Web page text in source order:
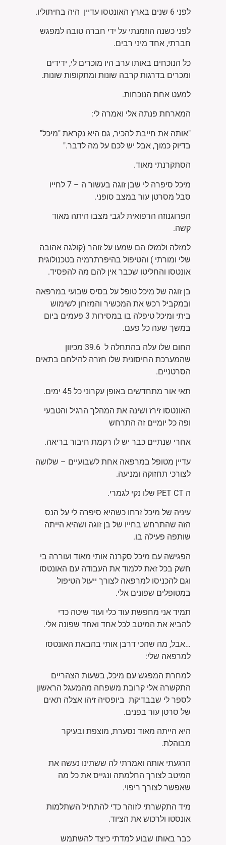
לפני 6 שנים בארץ האונטסו עדיין היה בחיתוליו.
לפני כשנה הוזמנתי על ידי חברה טובה למפגש
חברתי, אחד מיני רבים.
כל הנוכחים באותו ערב היו מוכרים לי, ידידים
ומכרים בדרגות קרבה שונות ומתקופות שונות.
למעט אחת הנוכחות.
המארחת פנתה אלי ואמרה לי:
"אותה את חייבת להכיר, גם היא נקראת "מיכל"
בדיוק כמוך, אבל יש לכם על מה לדבר."
הסתקרנתי מאוד.
מיכל סיפרה לי שבן זוגה בעשור ה – 7 לחייו
סבל מסרטן עור במצב סופני.
הפרוגנוזה הרפואית לגבי מצבו היתה מאוד
קשה.
למזלה ולמזלו הם שמעו על זוהר (קולגה אהובה
שלי ומורתי ) והטיפול בהיפרתרמיה בטכנולוגית
אונטסו והחליטו שכבר אין להם מה להפסיד.
בן זוגה של מיכל טופל על בסיס שבועי במרפאה
ובמקביל רכש את המכשיר והמזרון לשימוש
ביתי ומיכל טיפלה בו במסירות 3 פעמים ביום
במשך שעה כל פעם.
החום שלו עלה בהתחלה ל 39.6 מכיוון
שהמערכת החיסונית שלו חזרה להילחם בתאים
הסרטניים.
תאי אור מתחדשים באופן עקרוני כל 45 ימים.
האונטסו זירז ושינה את המהלך הרגיל והטבעי
ופה כל יומיים זה התרחש
אחרי שנתיים כבר יש לו רקמת חיבור בריאה.
עדיין מטופל במרפאה אחת לשבועיים – שלושה
לצורכי תחזוקה ומניעה.
ה PET CT שלו נקי לגמרי.
עיניה של מיכל זרחו כשהיא סיפרה לי על הנס
הזה שהתרחש בחייו של בן זוגה ושהיא הייתה
שותפה פעילה בו.
הפגישה עם מיכל סקרנה אותי מאוד ועוררה בי
חשק בכל זאת ללמוד את העבודה עם האונטסו
וגם להכניסו למרפאה לצורך ייעול הטיפול
במטופלים שפונים אלי.
תמיד אני מחפשת עוד כלי ועוד שיטה כדי
להביא את המיטב לכל אחד ואחד שפונה אלי.
…אבל, מה שהכי דרבן אותי בהבאת האונטסו
למרפאה שלי:
למחרת המפגש עם מיכל, בשעות הצהריים
התקשרה אלי קרובת משפחה מהמעגל הראשון
לספר לי שבבדיקת ביופסיה זיהו אצלה תאים
של סרטן עור בפנים.
היא הייתה מאוד נסערת, מוצפת ובעיקר
מבוהלת.
הרגעתי אותה ואמרתי לה ששתינו נעשה את
המיטב לצורך החלמתה ונגייס את כל מה
שאפשר לצורך ריפוי.
מיד התקשרתי לזוהר כדי להתחיל השתלמות
אונסטו ולרכוש את הציוד.
כבר באותו שבוע למדתי כיצד להשתמש